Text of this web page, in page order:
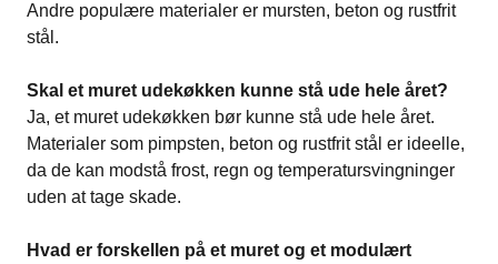
Andre populære materialer er mursten, beton og rustfrit
stål.
Skal et muret udekøkken kunne stå ude hele året?
Ja, et muret udekøkken bør kunne stå ude hele året.
Materialer som pimpsten, beton og rustfrit stål er ideelle,
da de kan modstå frost, regn og temperatursvingninger
uden at tage skade.
Hvad er forskellen på et muret og et modulært